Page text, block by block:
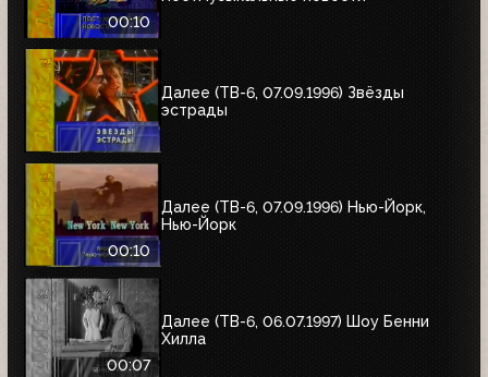
00:10
Далее (ТВ-6, 07.09.1996) Звёзды
эстрады
00:10
Далее (ТВ-6, 07.09.1996) Нью-Йорк,
Нью-Йорк
00:07
Далее (ТВ-6, 06.07.1997) Шоу Бенни
Хилла